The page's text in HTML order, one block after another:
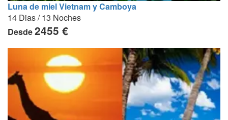
Luna de miel Vietnam y Camboya
14 Dias / 13 Noches
Desde2455 €